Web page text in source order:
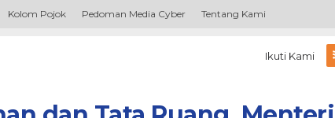
Kolom Pojok Pedoman Media Cyber Tentang Kami
Ikuti Kami